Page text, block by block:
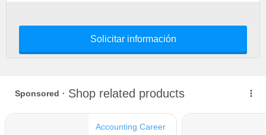
Solicitar información